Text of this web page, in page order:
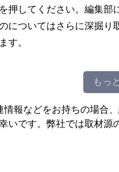
押してください。編集部
についてはさらに深掘
す。
もっ
情報などをお持ちの場合
いです。弊社では取材源